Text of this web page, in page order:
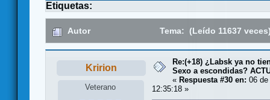
Etiquetas:
Autor Tema: (Leído 11637
Kririon
Veterano
Re:(+18) ¿Labsk ya no
Sexo a escondidas?
« Respuesta #30 en: 06
12:35:18 »